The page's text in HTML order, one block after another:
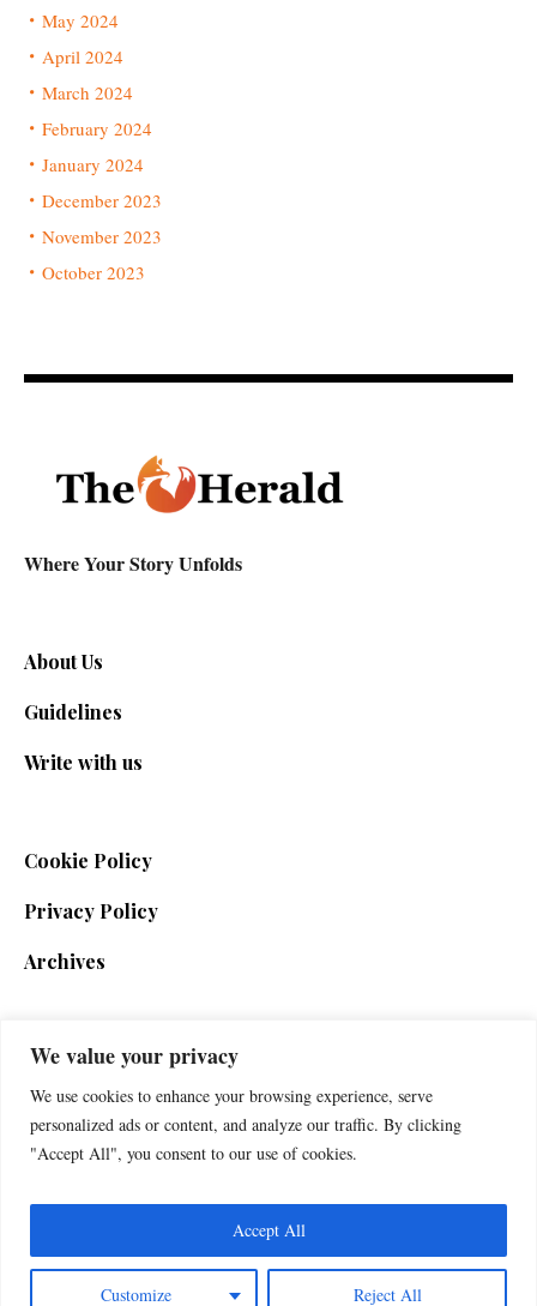
We value your privacy
We use cookies to enhance your browsing experience, serve
personalized ads or content, and analyze our traffic. By clicking
"Accept All", you consent to our use of cookies.
Customize Reject All
Accept All
May 2024
April 2024
March 2024
February 2024
January 2024
December 2023
November 2023
October 2023
Where Your Story Unfolds
About Us
Guidelines
Write with us
Cookie Policy
Privacy Policy
Archives
SIGN UP FOR THE NEWSLETTER